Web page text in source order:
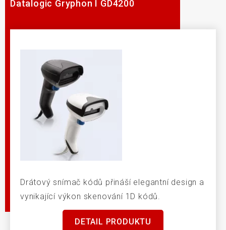
Datalogic Gryphon I GD4200
Drátový snímač kódů přináší elegantní design a
vynikající výkon skenování 1D kódů.
DETAIL PRODUKTU